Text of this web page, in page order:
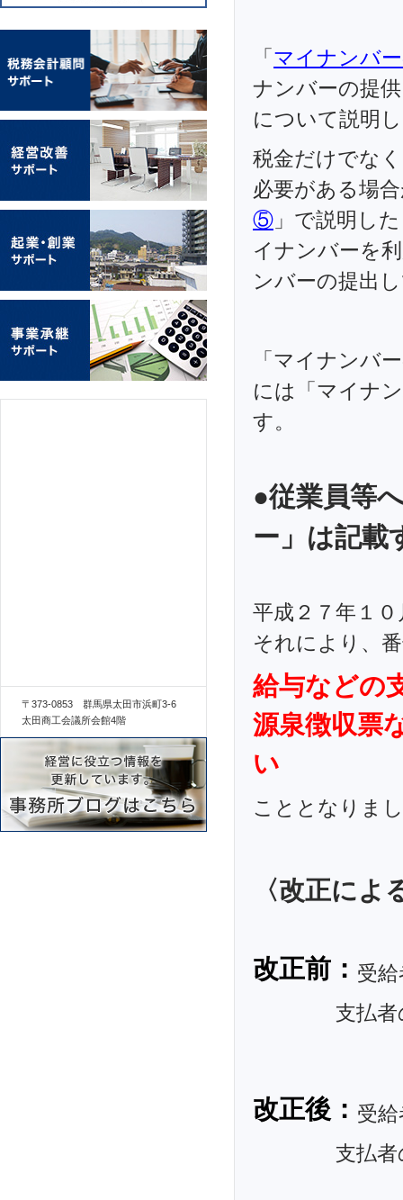
「マイナンバ
ナンバーの提
について説明
税金だけでな
必要がある場
⑤ 」で説明し
イナンバーを
ンバーの提出
「マイナンバ
には「マイナ
す。
●従業員等
ー」は記載
平成２７年１
それにより、
給与などの
源泉徴収票
い
こととなりま
〈改正によ
改正前： 受
支払者のマ
改正後： 受
支払者のマ
〒373-0853 群馬県太田市浜町3-6
太田商工会議所会館4階